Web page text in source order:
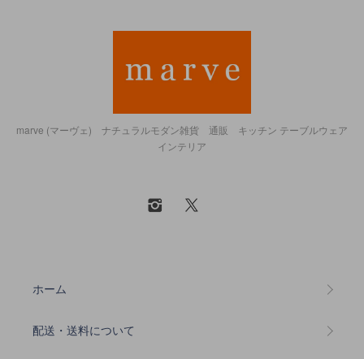
marve (マーヴェ) ナチュラルモダン雑貨 通販 キッチン テーブルウェア
インテリア
ホーム
配送・送料について